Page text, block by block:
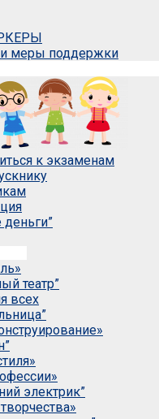
и меры поддержки
к экзаменам
деньги”
театр”
всех
электрик”